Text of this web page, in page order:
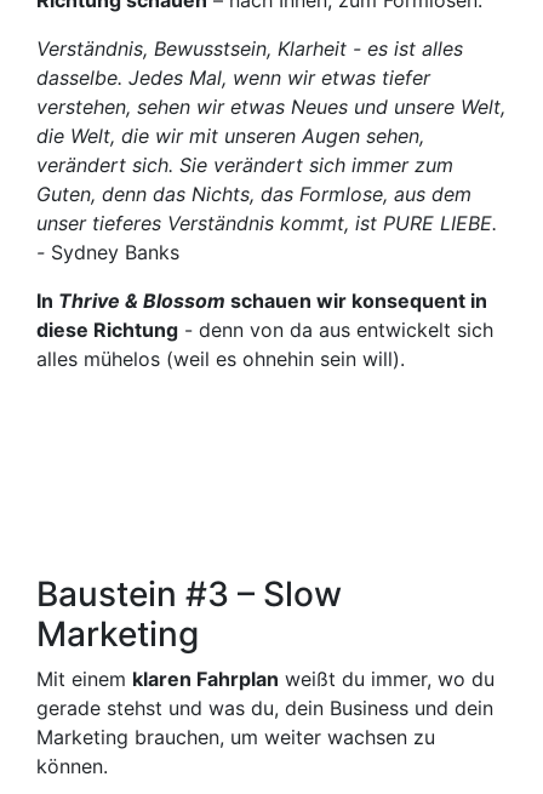
Verständnis, Bewusstsein, Klarheit - es ist alles
dasselbe. Jedes Mal, wenn wir etwas tiefer
verstehen, sehen wir etwas Neues und unsere Welt,
die Welt, die wir mit unseren Augen sehen,
verändert sich. Sie verändert sich immer zum
Guten, denn das Nichts, das Formlose, aus dem
unser tieferes Verständnis kommt, ist PURE LIEBE.
- Sydney Banks
In Thrive & Blossom schauen wir konsequent in
diese Richtung - denn von da aus entwickelt sich
alles mühelos (weil es ohnehin sein will).
Baustein #3 – Slow
Marketing
Mit einem klaren Fahrplan weißt du immer, wo du
gerade stehst und was du, dein Business und dein
Marketing brauchen, um weiter wachsen zu
können.